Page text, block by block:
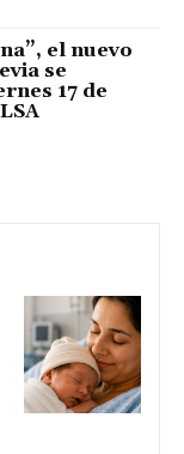
el nuevo
se
17 de